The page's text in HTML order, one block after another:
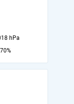
hPa
70%